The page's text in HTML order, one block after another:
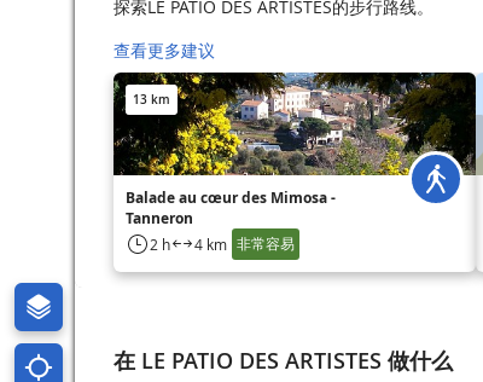
探索LE PATIO DES ARTISTES的步行路线。
查看更多建议
13 km
Balade au cœur des Mimosa -
Tanneron
2 h 4 km 非常容易
在 LE PATIO DES ARTISTES 做什么